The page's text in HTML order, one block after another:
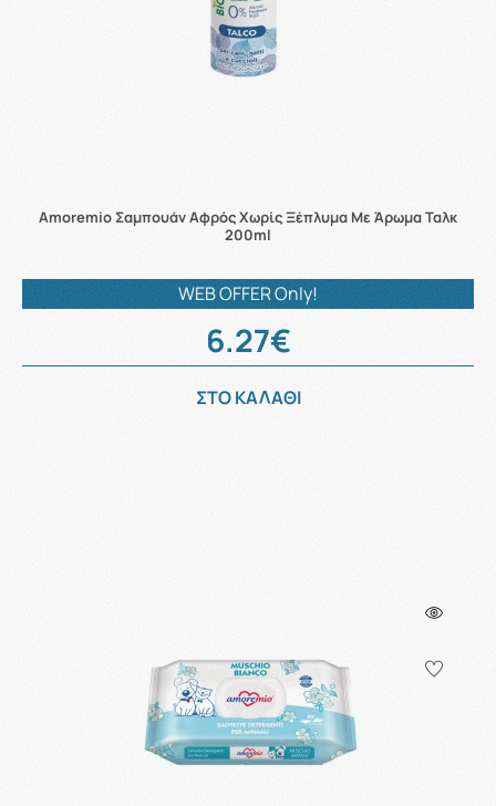
Amoremio Σαμπουάν Αφρός Χωρίς Ξέπλυμα Με Άρωμα Ταλκ
200ml
WEB OFFER Only!
6.27€
ΣΤΟ ΚΑΛΑΘΙ